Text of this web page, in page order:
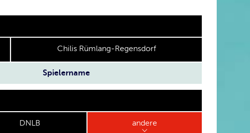
Chilis Rümlang-Regensdorf
Spielername
DNLB andere